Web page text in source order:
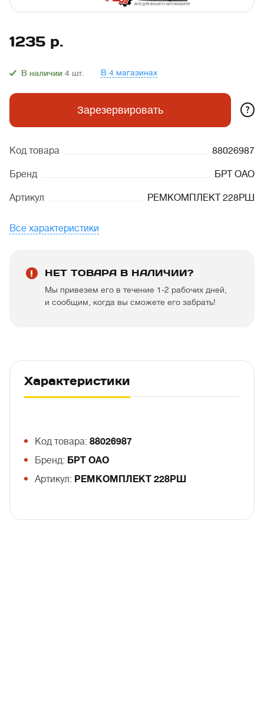
1235 р.
В наличии 4 шт. В 4 магазинах
Зарезервировать ?
Код товара 88026987
Бренд БРТ ОАО
Артикул РЕМКОМПЛЕКТ 228РШ
Все характеристики
НЕТ ТОВАРА В НАЛИЧИИ?
Мы привезем его в течение 1-2 рабочих дней,
и сообщим, когда вы сможете его забрать!
Характеристики
Код товара: 88026987
Бренд: БРТ ОАО
Артикул: РЕМКОМПЛЕКТ 228РШ